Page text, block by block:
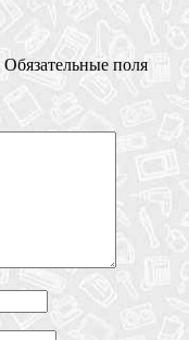
Обязательные поля